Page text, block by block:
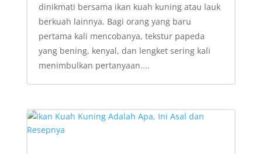
dinikmati bersama ikan kuah kuning atau lauk
berkuah lainnya. Bagi orang yang baru
pertama kali mencobanya, tekstur papeda
yang bening, kenyal, dan lengket sering kali
menimbulkan pertanyaan....